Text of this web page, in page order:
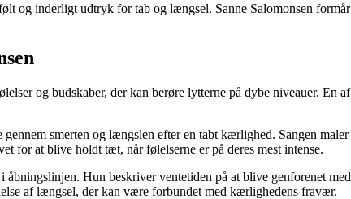
og inderligt udtryk for tab og længsel. Sanne Salomonsen
og budskaber, der kan berøre lytterne på dybe niveauer. En
smerten og længslen efter en tabt kærlighed. Sangen
for at blive holdt tæt, når følelserne er på deres mest intense.
Hun beskriver ventetiden på at blive genforenet
af længsel, der kan være forbundet med kærlighedens fravær.